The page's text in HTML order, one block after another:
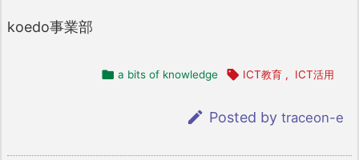
koedo事業部
 a bits of knowledge  ICT教育 , ICT活用
 Posted by traceon-e